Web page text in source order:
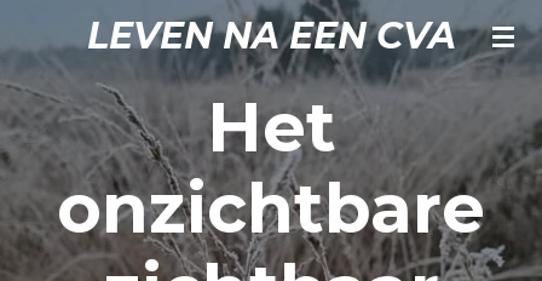
direct
naar
de
hoofdinhoud
LEVEN NA EEN CVA
Het
onzichtbare